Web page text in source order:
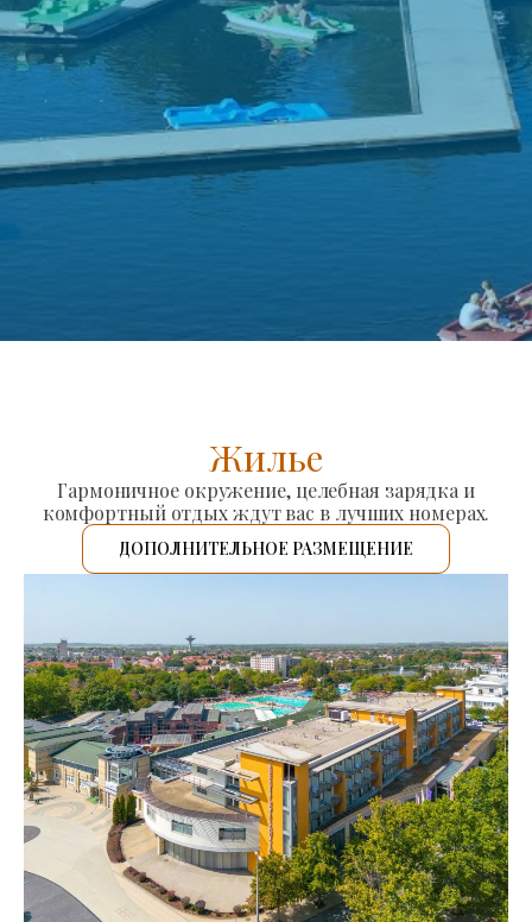
Жилье
Гармоничное окружение, целебная зарядка и
комфортный отдых ждут вас в лучших номерах.
ДОПОЛНИТЕЛЬНОЕ РАЗМЕЩЕНИЕ